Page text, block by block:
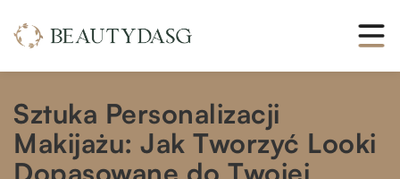
Sztuka Personalizacji
Makijażu: Jak Tworzyć Looki
Dopasowane do Twojej